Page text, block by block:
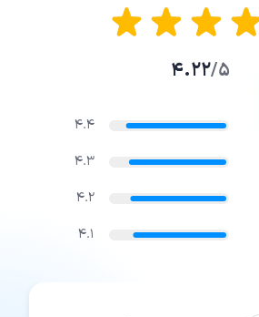
5/
4.22
4.4
4.3
4.2
4.1